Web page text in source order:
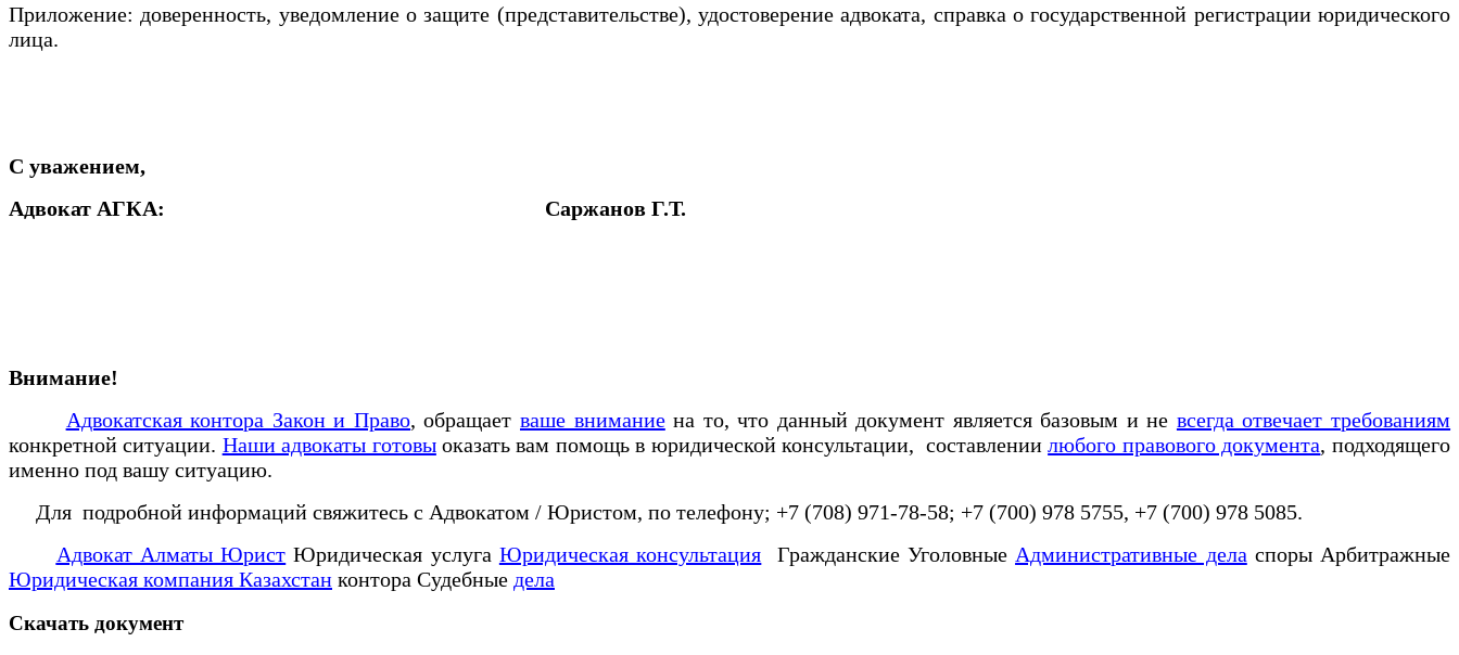
Приложение: доверенность, уведомление о защите (представительстве), удостоверение адвоката, справка о государственной регистрации юридического
лица.
С уважением,
Адвокат АГКА: Саржанов Г.Т.
Внимание!
Адвокатская контора Закон и Право, обращаетваше вниманиена то, что данный документ является базовым и не всегда отвечает требованиям
конкретной ситуации. Наши адвокаты готовыоказать вам помощь в юридической консультации, составлениилюбого правового документа, подходящего
именно под вашу ситуацию.
Для подробной информаций свяжитесь с Адвокатом / Юристом, по телефону; +7 (708) 971-78-58; +7 (700) 978 5755, +7 (700) 978 5085.
Адвокат Алматы Юрист Юридическая услуга Юридическая консультация Гражданские Уголовные Административные дела споры Арбитражные
Юридическая компания Казахстан контора Судебные дела
Скачать документ